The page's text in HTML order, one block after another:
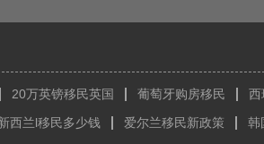
20万英镑移民英国 葡萄牙购房移民
西
西兰l移民多少钱 爱尔兰移民新政策 韩